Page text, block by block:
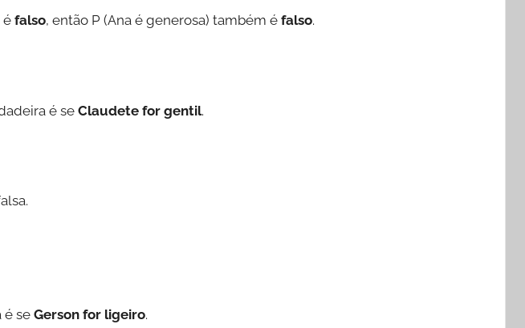
é falso, então P (Ana é generosa) também é falso.
é se Claudete for gentil.
é seGerson for ligeiro.